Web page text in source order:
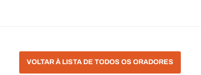
VOLTAR À LISTA DE TODOS OS ORADORES